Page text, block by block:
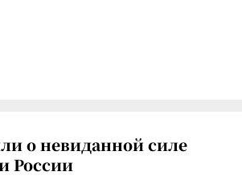
о невиданной силе
России